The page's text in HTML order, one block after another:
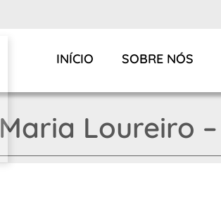
INÍCIO SOBRE NÓS
Maria Loureiro